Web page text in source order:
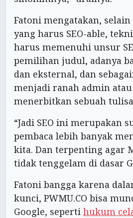
Fatoni mengatakan,
yang harus SEO-able,
harus memenuhi unsur
pemilihan judul, adanya
dan eksternal, dan
menjadi ranah admin
menerbitkan sebuah
“Jadi SEO ini merupakan
pembaca lebih banyak
kita. Dan terpenting agar
tidak tenggelam di dasar
Fatoni bangga karena
kunci, PWMU.CO bisa
Google, seperti hukum